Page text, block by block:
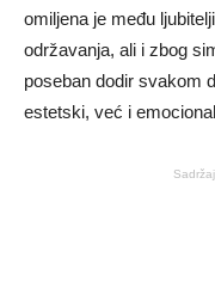
omiljena je među
održavanja, ali i zbog
poseban dodir svakom
estetski, već i